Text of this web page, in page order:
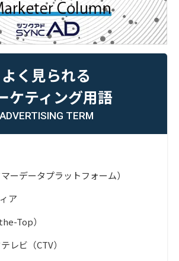
よく見られる
ケティング用語
ADVERTISING TERM
ーデータプラットフォーム）
ア
Top）
レビ（CTV）